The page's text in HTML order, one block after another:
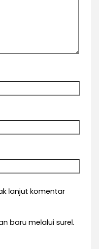
lanjut komentar
baru melalui surel.